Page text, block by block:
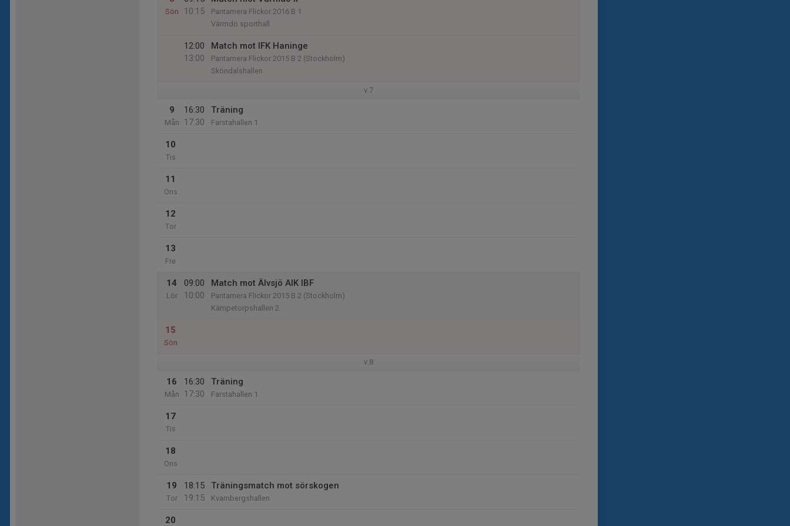
Sön
10:15
Pantamera Flickor 2016 B 1
Värmdö sporthall
12:00
13:00
Match mot IFK Haninge
Pantamera Flickor 2015 B 2 (Stockholm)
Sköndalshallen
v.7
9
Mån
16:30
17:30
Träning
Farstahallen 1
10
Tis
11
Ons
12
Tor
13
Fre
14
Lör
09:00
10:00
Match mot Älvsjö AIK IBF
Pantamera Flickor 2015 B 2 (Stockholm)
Kämpetorpshallen 2
15
Sön
v.8
16
Mån
16:30
17:30
Träning
Farstahallen 1
17
Tis
18
Ons
19
Tor
18:15
19:15
Träningsmatch mot sörskogen
Kvarnbergshallen
20